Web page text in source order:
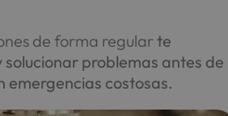
de forma regularte
problemas antes de
emergencias costosas.